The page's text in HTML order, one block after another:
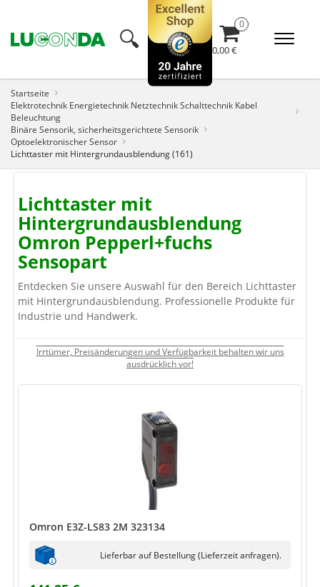
🔍︎ 0,00 €
Startseite
Elektrotechnik Energietechnik Netztechnik Schalttechnik Kabel
Beleuchtung
Binäre Sensorik, sicherheitsgerichtete Sensorik
Optoelektronischer Sensor
Lichttaster mit Hintergrundausblendung (161)
Lichttaster mit
Hintergrundausblendung
Omron Pepperl+fuchs
Sensopart
Entdecken Sie unsere Auswahl für den Bereich Lichttaster
mit Hintergrundausblendung. Professionelle Produkte für
Industrie und Handwerk.
Irrtümer, Preisänderungen und Verfügbarkeit behalten wir uns
ausdrücklich vor!
Omron E3Z-LS83 2M 323134
Lieferbar auf Bestellung (Lieferzeit anfragen).